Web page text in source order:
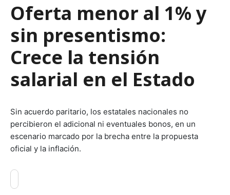
Oferta menor al 1% y
sin presentismo:
Crece la tensión
salarial en el Estado
Sin acuerdo paritario, los estatales nacionales no
percibieron el adicional ni eventuales bonos, en un
escenario marcado por la brecha entre la propuesta
oficial y la inflación.